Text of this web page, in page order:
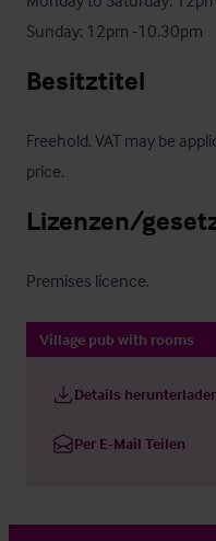
Sunday: 12pm -10.30pm
Besitztitel
Freehold. VAT may be
price.
Lizenzen/
Premises licence.
Village pub with rooms
Details
Per E-Mail Teilen